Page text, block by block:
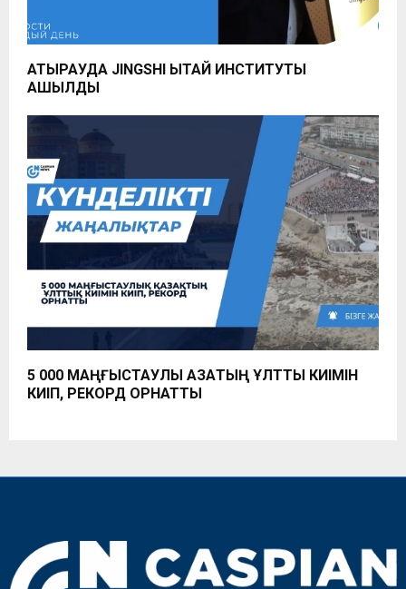
АТЫРАУДА JINGSHI ҚЫТАЙ ИНСТИТУТЫ
АШЫЛДЫ
5 000 МАҢҒЫСТАУЛЫҚ ҚАЗАҚТЫҢ ҰЛТТЫҚ КИІМІН
КИІП, РЕКОРД ОРНАТТЫ